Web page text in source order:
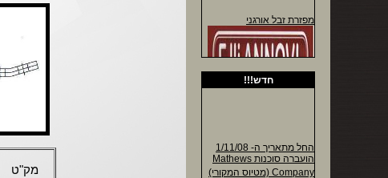
מפזרת זבל אורגני
חדש!!!
החל מתאריך ה- 1/11/08
הועברה סוכנות Mathews
Company (מטיוס המקורי)
מק"ט